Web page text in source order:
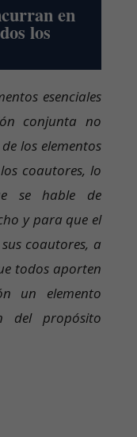
en
los
esenciales
conjunta no
los elementos
coautores, lo
se hable de
y para que el
coautores, a
todos aporten
un elemento
del propósito